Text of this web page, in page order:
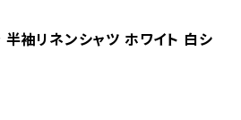
半袖リネンシャツ ホワイト 白シ